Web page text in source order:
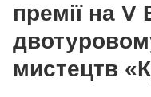
премії на V
мистецтв